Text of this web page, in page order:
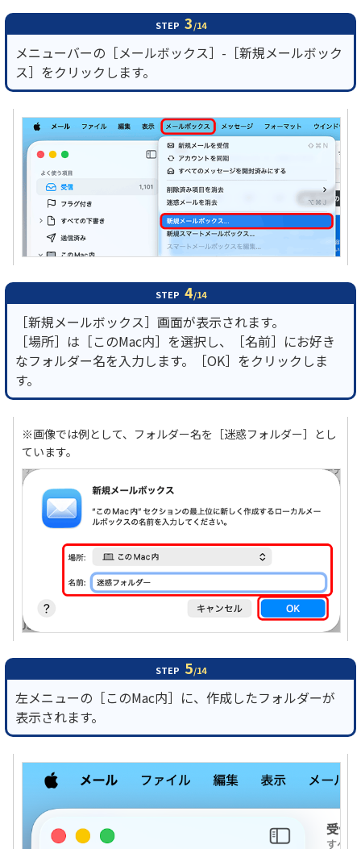
STEP 3/14
メニューバーの［メールボックス］-［新規メールボック
ス］をクリックします。
STEP 4/14
［新規メールボックス］画面が表示されます。
［場所］は［このMac内］を選択し、［名前］にお好き
なフォルダー名を入力します。［OK］をクリックしま
す。
※画像では例として、フォルダー名を［迷惑フォルダー］とし
ています。
STEP 5/14
左メニューの［このMac内］に、作成したフォルダーが
表示されます。